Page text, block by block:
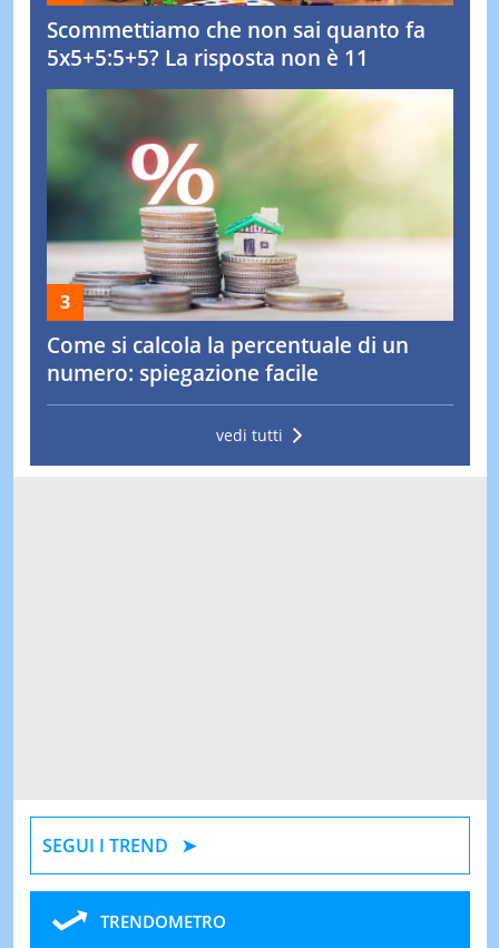
Scommettiamo che non sai quanto fa
5x5+5:5+5? La risposta non è 11
Come si calcola la percentuale di un
numero: spiegazione facile
vedi tutti
SEGUI I TREND
TRENDOMETRO